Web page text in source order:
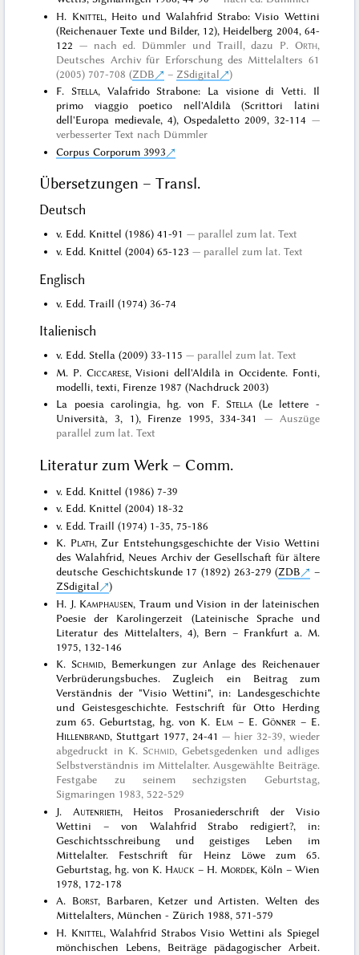
H. Knittel , Heito und Walahfrid Strabo: Visio Wettini
(Reichenauer Texte und Bilder, 12), Heidelberg 2004, 64-
122
nach ed. Dümmler und Traill, dazu P. Orth,
Deutsches Archiv für Erforschung des Mittelalters 61
(2005) 707-708 (ZDB – ZSdigital
)
F. Stella, Valafrido Strabone: La visione di Vetti. Il
primo viaggio poetico nell'Aldilà (Scrittori latini
dell'Europa medievale, 4), Ospedaletto 2009, 32-114
verbesserter Text nach Dümmler
Corpus Corporum 3993
Übersetzungen – Transl.
Deutsch
v. Edd. Knittel (1986) 41-91
parallel zum lat. Text
v. Edd. Knittel (2004) 65-123
parallel zum lat. Text
Englisch
v. Edd. Traill (1974) 36-74
Italienisch
v. Edd. Stella (2009) 33-115
parallel zum lat. Text
M. P. Ciccarese, Visioni dell'Aldilà in Occidente. Fonti,
modelli, texti, Firenze 1987 (Nachdruck 2003)
La poesia carolingia, hg. von F. Stella(Le lettere -
Università, 3, 1), Firenze 1995, 334-341
Auszüge
parallel zum lat. Text
Literatur zum Werk – Comm.
v. Edd. Knittel (1986) 7-39
v. Edd. Knittel (2004) 18-32
v. Edd. Traill (1974) 1-35, 75-186
K. Plath, Zur Entstehungsgeschichte der Visio Wettini
des Walahfrid, Neues Archiv der Gesellschaft für ältere
deutsche Geschichtskunde 17 (1892) 263-279 (ZDB
–
ZSdigital
)
H. J. Kamphausen, Traum und Vision in der lateinischen
Poesie der Karolingerzeit (Lateinische Sprache und
Literatur des Mittelalters, 4), Bern – Frankfurt a. M.
1975, 132-146
K.Schmid, Bemerkungen zur Anlage des Reichenauer
Verbrüderungsbuches. Zugleich ein Beitrag zum
Verständnis der "Visio Wettini", in: Landesgeschichte
und Geistesgeschichte. Festschrift für Otto Herding
zum 65. Geburtstag, hg. von K. Elm– E. Gönner– E.
Hillenbrand, Stuttgart 1977, 24-41
hier 32-39, wieder
abgedruckt in K. Schmid, Gebetsgedenken und adliges
Selbstverständnis im Mittelalter. Ausgewählte Beiträge.
Festgabe zu seinem sechzigsten Geburtstag,
Sigmaringen 1983, 522-529
J. Autenrieth, Heitos Prosaniederschrift der Visio
Wettini – von Walahfrid Strabo redigiert?, in:
Geschichtsschreibung und geistiges Leben im
Mittelalter. Festschrift für Heinz Löwe zum 65.
Geburtstag, hg. von K. Hauck – H. Mordek, Köln – Wien
1978, 172-178
A. Borst, Barbaren, Ketzer und Artisten. Welten des
Mittelalters, München - Zürich 1988, 571-579
H. Knittel , Walahfrid Strabos Visio Wettini als Spiegel
mönchischen Lebens, Beiträge pädagogischer Arbeit.